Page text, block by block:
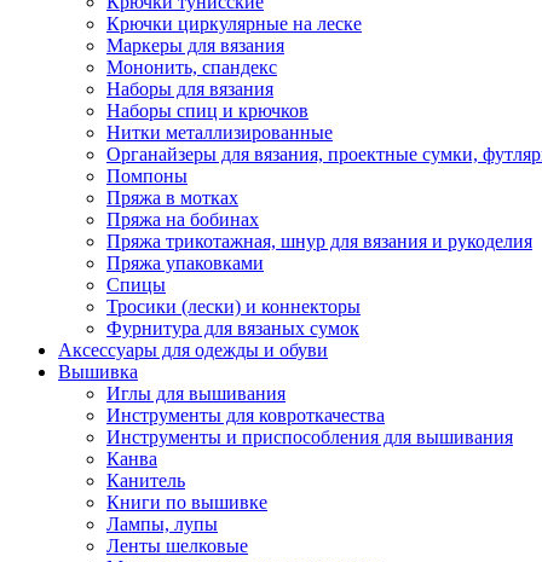
Крючки циркулярные на леске
Маркеры для вязания
Мононить, спандекс
Наборы для вязания
Наборы спиц и крючков
Нитки металлизированные
Органайзеры для вязания, проектные сумки,
Помпоны
Пряжа в мотках
Пряжа на бобинах
Пряжа трикотажная, шнур для вязания и рукоделия
Пряжа упаковками
Спицы
Тросики (лески) и коннекторы
Фурнитура для вязаных сумок
Аксессуары для одежды и обуви
Вышивка
Иглы для вышивания
Инструменты для ковроткачества
Инструменты и приспособления для вышивания
Канва
Канитель
Книги по вышивке
Лампы, лупы
Ленты шелковые